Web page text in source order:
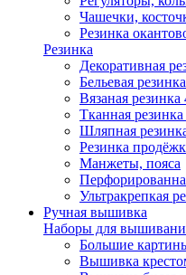
Чашечки,
Резинка
Резинка
Декоративная
Бельевая резинка
Вязаная
Тканная
Шляпная
Резинка
Манжеты, пояса
Ультракрепкая
Ручная вышивка
Наборы для
Большие
Вышивка